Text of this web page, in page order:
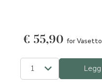
€ 55,90 for